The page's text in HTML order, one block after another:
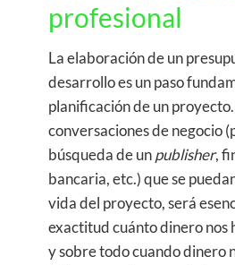
profesional
La elaboración de un
desarrollo es un paso
planificación de un proyecto.
conversaciones de negocio
búsqueda de unpublisher,
bancaria, etc.) que se
vida del proyecto, será
exactitud cuánto dinero nos
y sobre todo cuando dinero